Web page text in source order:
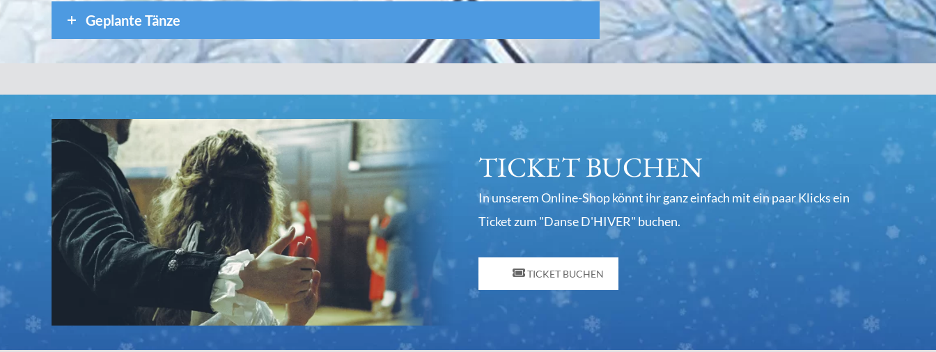
Geplante Tänze
TICKET BUCHEN
In unserem Online-Shop könnt ihr ganz einfach mit ein paar Klicks ein
Ticket zum "Danse D'HIVER" buchen.
TICKET BUCHEN